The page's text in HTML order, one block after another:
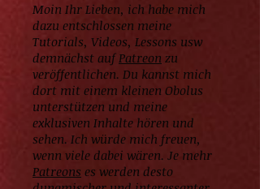
Moin Ihr Lieben, ich habe mich
dazu entschlossen meine
Tutorials, Videos, Lessons usw
demnächst aufPatreon zu
veröffentlichen. Du kannst mich
dort mit einem kleinen Obolus
unterstützen und meine
exklusiven Inhalte hören und
sehen. Ich würde mich freuen,
wenn viele dabei wären. Je mehr
Patreons es werden desto